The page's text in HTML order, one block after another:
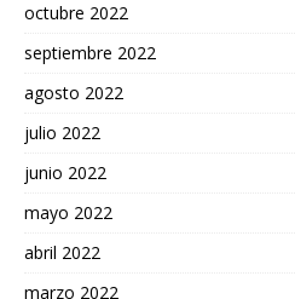
octubre 2022
septiembre 2022
agosto 2022
julio 2022
junio 2022
mayo 2022
abril 2022
marzo 2022